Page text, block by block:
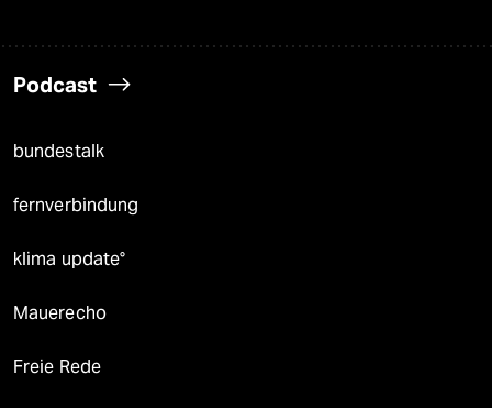
Podcast
bundestalk
fernverbindung
klima update°
Mauerecho
Freie Rede